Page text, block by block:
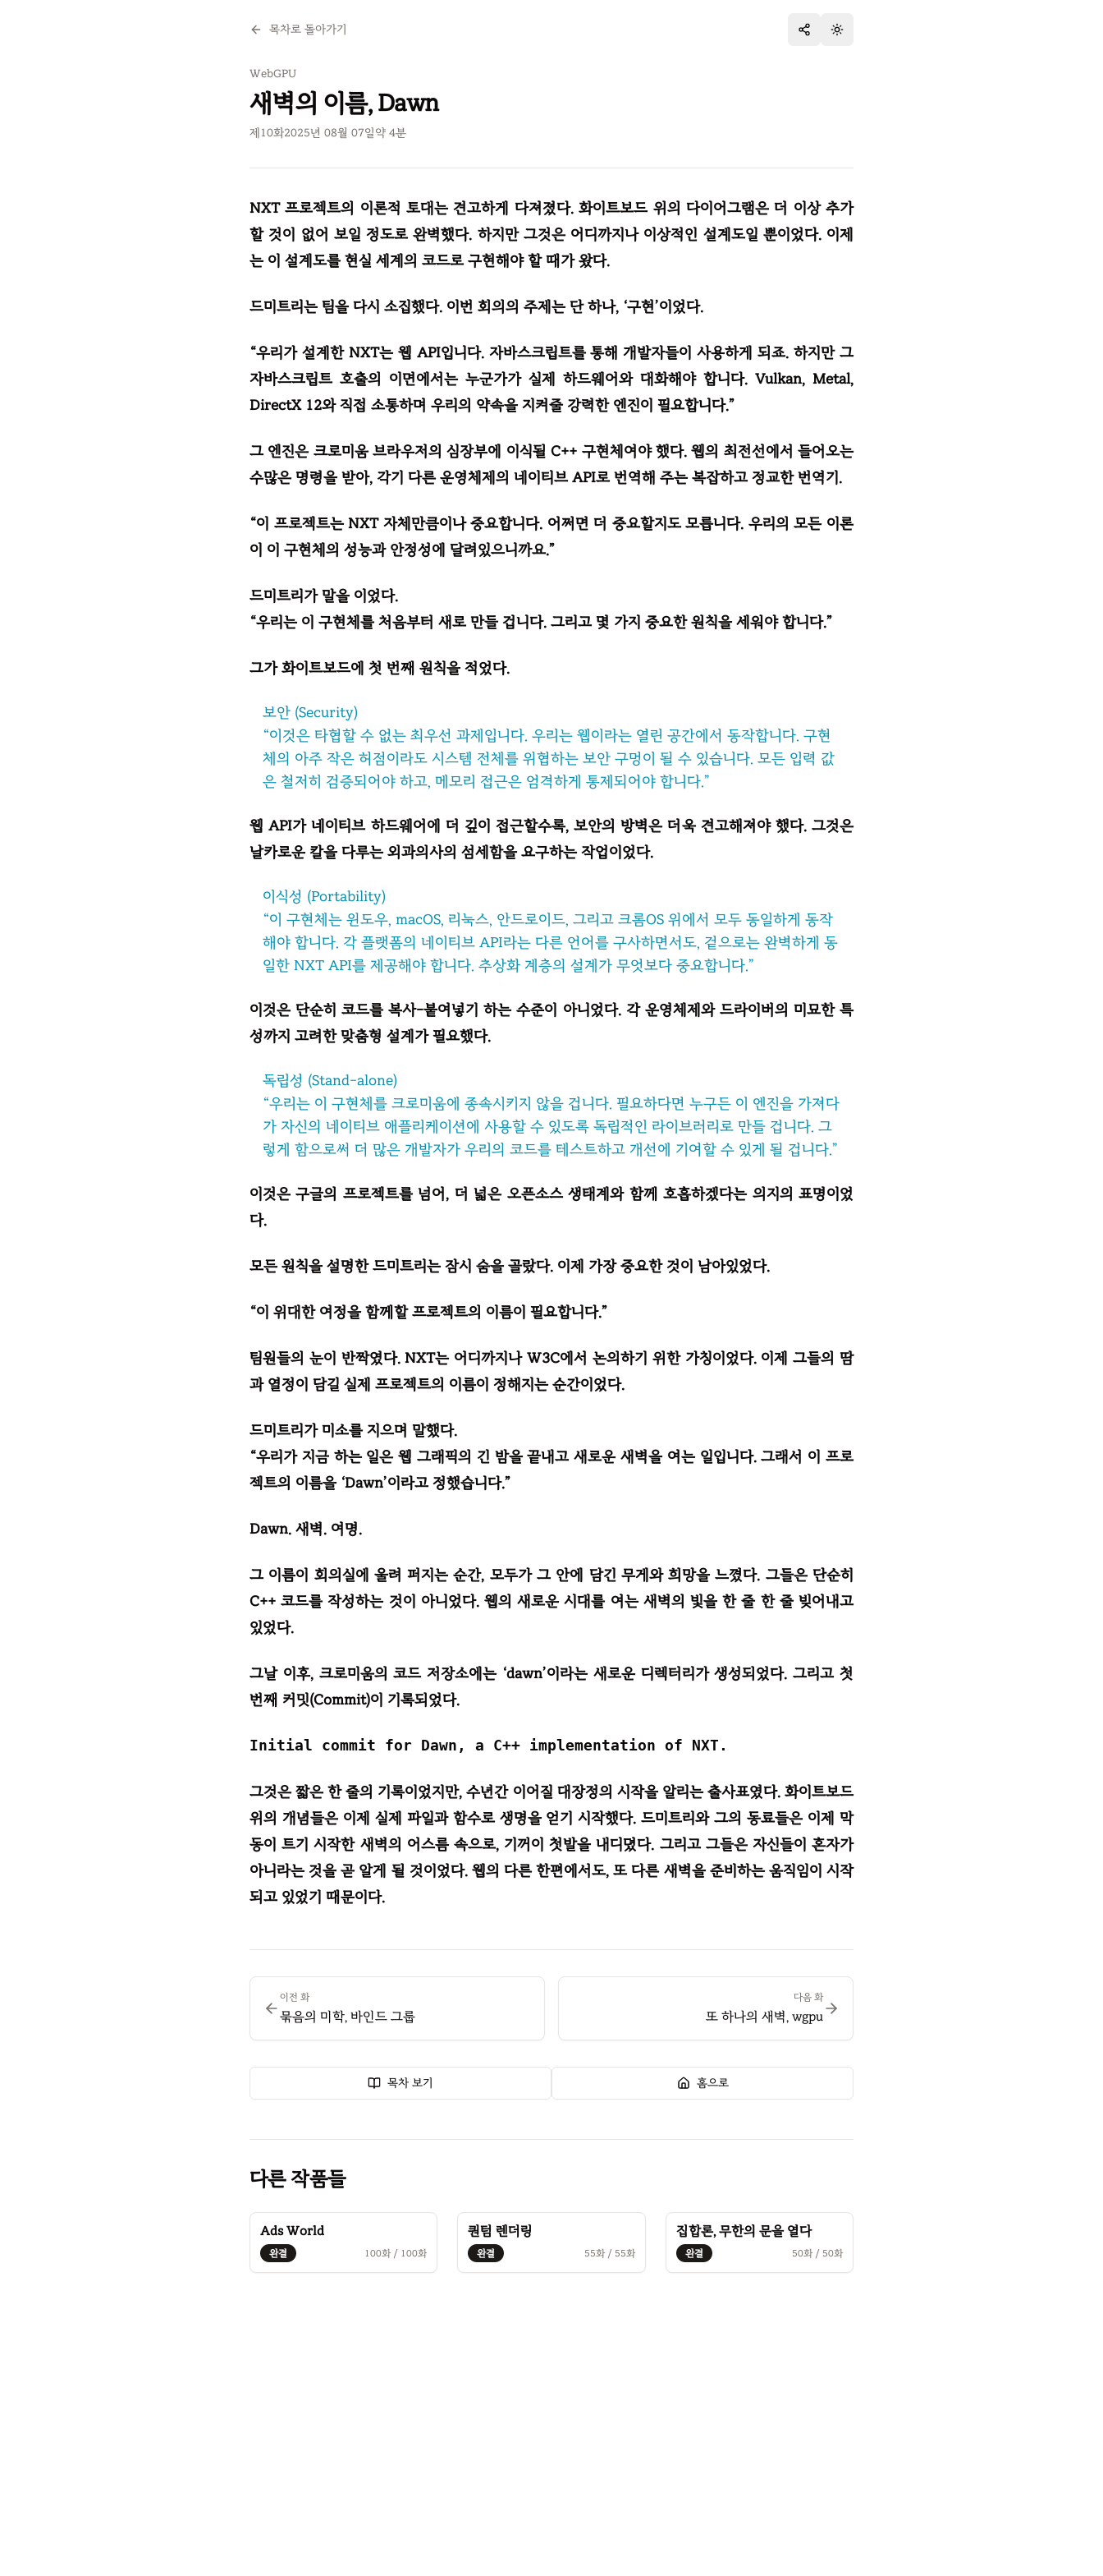
목차로 돌아가기 테마 변경
WebGPU
새벽의 이름, Dawn
제10화2025년 08월 07일약 4분
NXT 프로젝트의 이론적 토대는 견고하게 다져졌다. 화이트보드 위의 다이어그램은 더 이상 추가
할 것이 없어 보일 정도로 완벽했다. 하지만 그것은 어디까지나 이상적인 설계도일 뿐이었다. 이제
는 이 설계도를 현실 세계의 코드로 구현해야 할 때가 왔다.
드미트리는 팀을 다시 소집했다. 이번 회의의 주제는 단 하나, ‘구현’이었다.
“우리가 설계한 NXT는 웹 API입니다. 자바스크립트를 통해 개발자들이 사용하게 되죠. 하지만 그
자바스크립트 호출의 이면에서는 누군가가 실제 하드웨어와 대화해야 합니다. Vulkan, Metal,
DirectX 12와 직접 소통하며 우리의 약속을 지켜줄 강력한 엔진이 필요합니다.”
그 엔진은 크로미움 브라우저의 심장부에 이식될 C++ 구현체여야 했다. 웹의 최전선에서 들어오는
수많은 명령을 받아, 각기 다른 운영체제의 네이티브 API로 번역해 주는 복잡하고 정교한 번역기.
“이 프로젝트는 NXT 자체만큼이나 중요합니다. 어쩌면 더 중요할지도 모릅니다. 우리의 모든 이론
이 이 구현체의 성능과 안정성에 달려있으니까요.”
드미트리가 말을 이었다.
“우리는 이 구현체를 처음부터 새로 만들 겁니다. 그리고 몇 가지 중요한 원칙을 세워야 합니다.”
그가 화이트보드에 첫 번째 원칙을 적었다.
보안 (Security)
“이것은 타협할 수 없는 최우선 과제입니다. 우리는 웹이라는 열린 공간에서 동작합니다. 구현
체의 아주 작은 허점이라도 시스템 전체를 위협하는 보안 구멍이 될 수 있습니다. 모든 입력 값
은 철저히 검증되어야 하고, 메모리 접근은 엄격하게 통제되어야 합니다.”
웹 API가 네이티브 하드웨어에 더 깊이 접근할수록, 보안의 방벽은 더욱 견고해져야 했다. 그것은
날카로운 칼을 다루는 외과의사의 섬세함을 요구하는 작업이었다.
이식성 (Portability)
“이 구현체는 윈도우, macOS, 리눅스, 안드로이드, 그리고 크롬OS 위에서 모두 동일하게 동작
해야 합니다. 각 플랫폼의 네이티브 API라는 다른 언어를 구사하면서도, 겉으로는 완벽하게 동
일한 NXT API를 제공해야 합니다. 추상화 계층의 설계가 무엇보다 중요합니다.”
이것은 단순히 코드를 복사-붙여넣기 하는 수준이 아니었다. 각 운영체제와 드라이버의 미묘한 특
성까지 고려한 맞춤형 설계가 필요했다.
독립성 (Stand-alone)
“우리는 이 구현체를 크로미움에 종속시키지 않을 겁니다. 필요하다면 누구든 이 엔진을 가져다
가 자신의 네이티브 애플리케이션에 사용할 수 있도록 독립적인 라이브러리로 만들 겁니다. 그
렇게 함으로써 더 많은 개발자가 우리의 코드를 테스트하고 개선에 기여할 수 있게 될 겁니다.”
이것은 구글의 프로젝트를 넘어, 더 넓은 오픈소스 생태계와 함께 호흡하겠다는 의지의 표명이었
다.
모든 원칙을 설명한 드미트리는 잠시 숨을 골랐다. 이제 가장 중요한 것이 남아있었다.
“이 위대한 여정을 함께할 프로젝트의 이름이 필요합니다.”
팀원들의 눈이 반짝였다. NXT는 어디까지나 W3C에서 논의하기 위한 가칭이었다. 이제 그들의 땀
과 열정이 담길 실제 프로젝트의 이름이 정해지는 순간이었다.
드미트리가 미소를 지으며 말했다.
“우리가 지금 하는 일은 웹 그래픽의 긴 밤을 끝내고 새로운 새벽을 여는 일입니다. 그래서 이 프로
젝트의 이름을 ‘Dawn’이라고 정했습니다.”
Dawn. 새벽. 여명.
그 이름이 회의실에 울려 퍼지는 순간, 모두가 그 안에 담긴 무게와 희망을 느꼈다. 그들은 단순히
C++ 코드를 작성하는 것이 아니었다. 웹의 새로운 시대를 여는 새벽의 빛을 한 줄 한 줄 빚어내고
있었다.
그날 이후, 크로미움의 코드 저장소에는 ‘dawn’이라는 새로운 디렉터리가 생성되었다. 그리고 첫
번째 커밋(Commit)이 기록되었다.
Initial commit for Dawn, a C++ implementation of NXT.
그것은 짧은 한 줄의 기록이었지만, 수년간 이어질 대장정의 시작을 알리는 출사표였다. 화이트보드
위의 개념들은 이제 실제 파일과 함수로 생명을 얻기 시작했다. 드미트리와 그의 동료들은 이제 막
동이 트기 시작한 새벽의 어스름 속으로, 기꺼이 첫발을 내디뎠다. 그리고 그들은 자신들이 혼자가
아니라는 것을 곧 알게 될 것이었다. 웹의 다른 한편에서도, 또 다른 새벽을 준비하는 움직임이 시작
되고 있었기 때문이다.
이전 화
묶음의 미학, 바인드 그룹
다음 화
또 하나의 새벽, wgpu
목차 보기 홈으로
다른 작품들
Ads World
완결 100화 / 100화
퀀텀 렌더링
완결 55화 / 55화
집합론, 무한의 문을 열다
완결 50화 / 50화